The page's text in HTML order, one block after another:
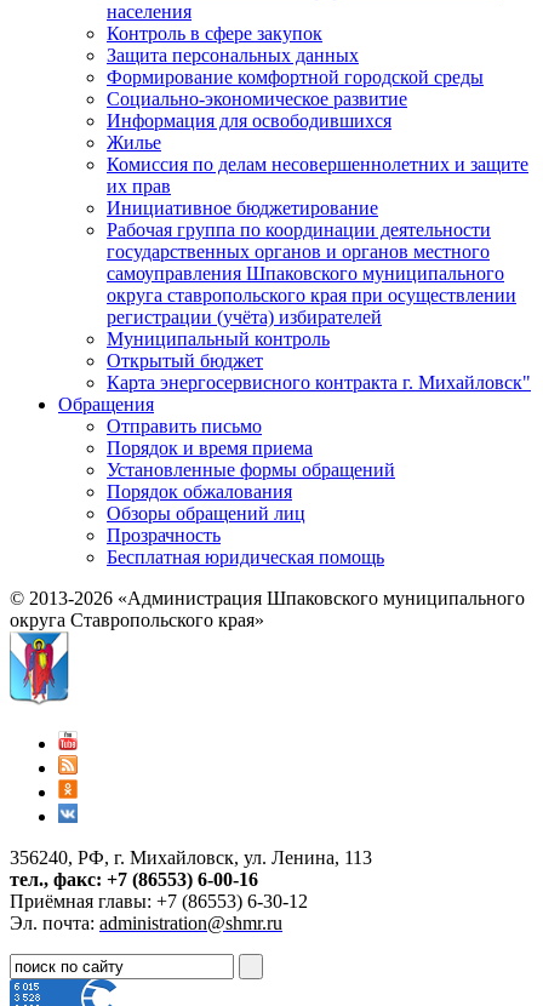
населения
Контроль в сфере закупок
Защита персональных данных
Формирование комфортной городской среды
Социально-экономическое развитие
Информация для освободившихся
Жилье
Комиссия по делам несовершеннолетних и защите
их прав
Инициативное бюджетирование
Рабочая группа по координации деятельности
государственных органов и органов местного
самоуправления Шпаковского муниципального
округа ставропольского края при осуществлении
регистрации (учёта) избирателей
Муниципальный контроль
Открытый бюджет
Карта энергосервисного контракта г. Михайловск"
Обращения
Отправить письмо
Порядок и время приема
Установленные формы обращений
Порядок обжалования
Обзоры обращений лиц
Прозрачность
Бесплатная юридическая помощь
© 2013-2026 «Администрация Шпаковского муниципального
округа Ставропольского края»
356240, РФ, г. Михайловск, ул. Ленина, 113
тел., факс: +7 (86553) 6-00-16
Приёмная главы: +7 (86553) 6-30-12
Эл. почта: administration@shmr.ru